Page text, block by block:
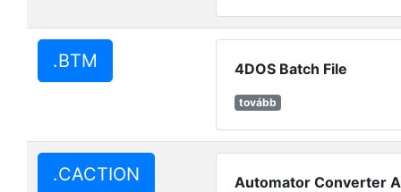
.BTM 4DOS Batch File
tovább
.CACTION Automator Converter